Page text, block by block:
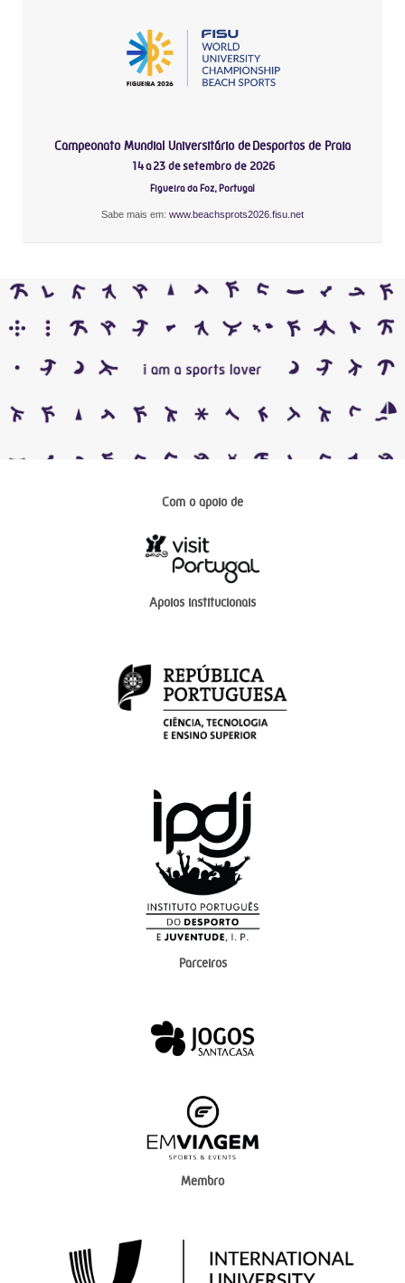
Campeonato Mundial Universitário de Desportos de Praia
14 a 23 de setembro de 2026
Figueira da Foz, Portugal
Sabe mais em: www.beachsprots2026.fisu.net
Com o apoio de
Apoios institucionais
Parceiros
Membro